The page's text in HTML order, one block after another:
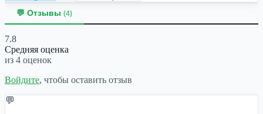
💬 Отзывы (4)
7.8
Средняя оценка
из 4 оценок
Войдите, чтобы оставить отзыв
💬